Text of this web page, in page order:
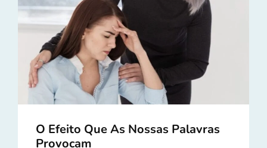
O Efeito Que As Nossas Palavras
Provocam